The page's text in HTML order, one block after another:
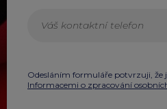
Odesláním formuláře potvrzuji, že
Informacemi o zpracování